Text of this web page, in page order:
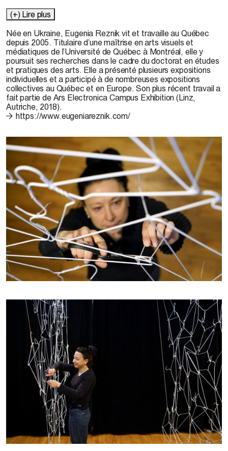
(+) Lire plus
Née en Ukraine, Eugenia Reznik vit et travaille au Québec
depuis 2005. Titulaire d’une maîtrise en arts visuels et
médiatiques de l’Université de Québec à Montréal, elle y
poursuit ses recherches dans le cadre du doctorat en études
et pratiques des arts. Elle a présenté plusieurs expositions
individuelles et a participé à de nombreuses expositions
collectives au Québec et en Europe. Son plus récent travail a
fait partie de Ars Electronica Campus Exhibition (Linz,
Autriche, 2018).
https://www.eugeniareznik.com/